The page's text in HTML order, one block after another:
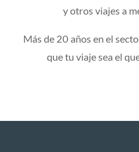
y otros viajes a
Más de 20 años en el
que tu viaje sea el